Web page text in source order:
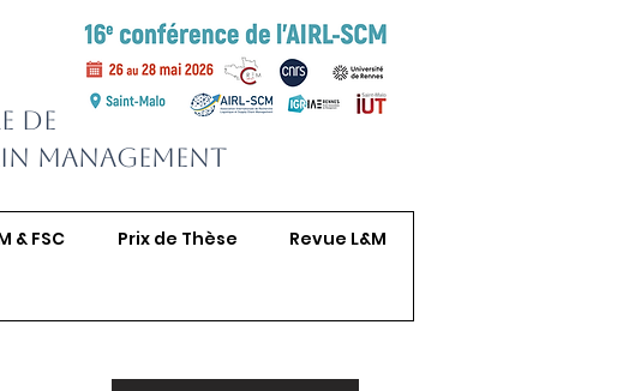
de
Management
& FSC Prix de Thèse Revue L&M